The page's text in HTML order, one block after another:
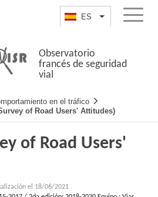
ES List additional
Menu
Observatorio
francés de seguridad
vial
en el tráfico
of Road Users' Attitudes)
of Road Users'
el 18/06/2021